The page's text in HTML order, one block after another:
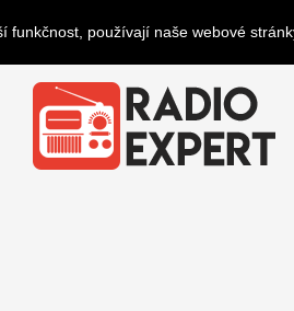
funkčnost, používají naše webové